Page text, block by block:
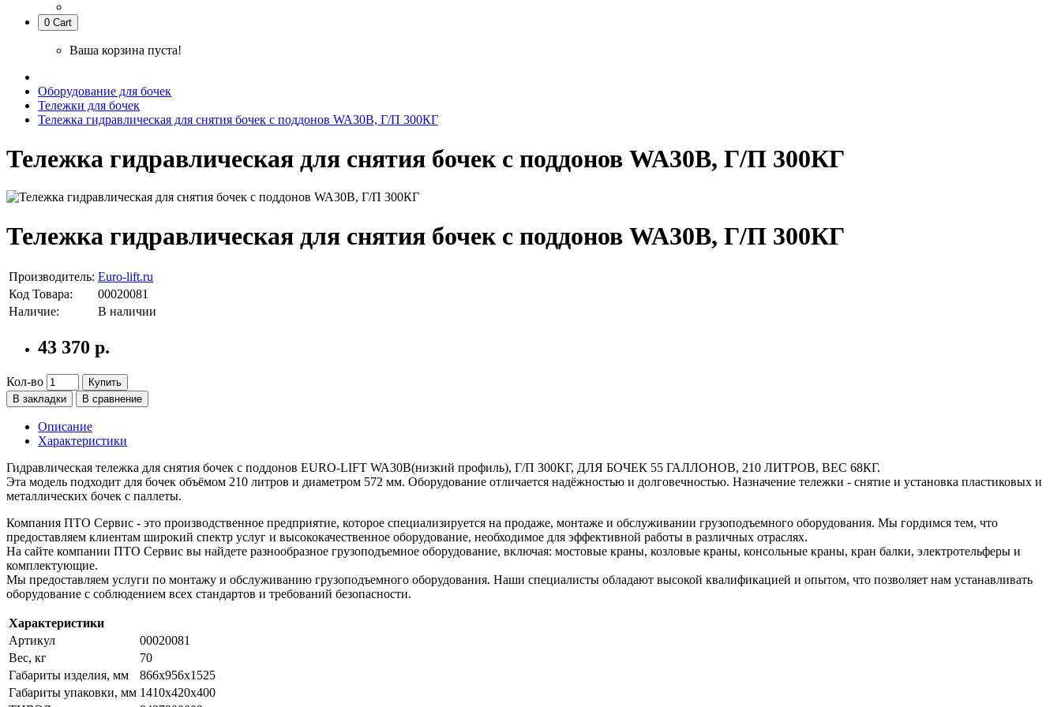
0 Cart
Ваша корзина пуста!
Оборудование для бочек
Тележки для бочек
Тележка гидравлическая для снятия бочек с поддонов WA30В, Г/П 300КГ
Тележка гидравлическая для снятия бочек с поддонов WA30В, Г/П 300КГ
Тележка гидравлическая для снятия бочек с поддонов WA30В, Г/П 300КГ
Производитель: Euro-lift.ru
Код Товара:
00020081
Наличие:
В наличии
43 370 р.
Кол-во
Купить
В закладки
В сравнение
Описание
Характеристики
Гидравлическая тележка для снятия бочек с поддонов EURO-LIFT WA30В(низкий профиль), Г/П 300КГ, ДЛЯ БОЧЕК 55 ГАЛЛОНОВ, 210 ЛИТРОВ, ВЕС 68КГ.
Эта модель подходит для бочек объёмом 210 литров и диаметром 572 мм. Оборудование отличается надёжностью и долговечностью. Назначение тележки - снятие и установка пластиковых и
металлических бочек с паллеты.
Компания ПТО Сервис - это производственное предприятие, которое специализируется на продаже, монтаже и обслуживании грузоподъемного оборудования. Мы гордимся тем, что
предоставляем клиентам широкий спектр услуг и высококачественное оборудование, необходимое для эффективной работы в различных отраслях.
На сайте компании ПТО Сервис вы найдете разнообразное грузоподъемное оборудование, включая: мостовые краны, козловые краны, консольные краны, кран балки, электротельферы и
комплектующие.
Мы предоставляем услуги по монтажу и обслуживанию грузоподъемного оборудования. Наши специалисты обладают высокой квалификацией и опытом, что позволяет нам устанавливать
оборудование с соблюдением всех стандартов и требований безопасности.
Характеристики
Артикул
00020081
Вес, кг
70
Габариты изделия, мм
866х956х1525
Габариты упаковки, мм 1410х420х400